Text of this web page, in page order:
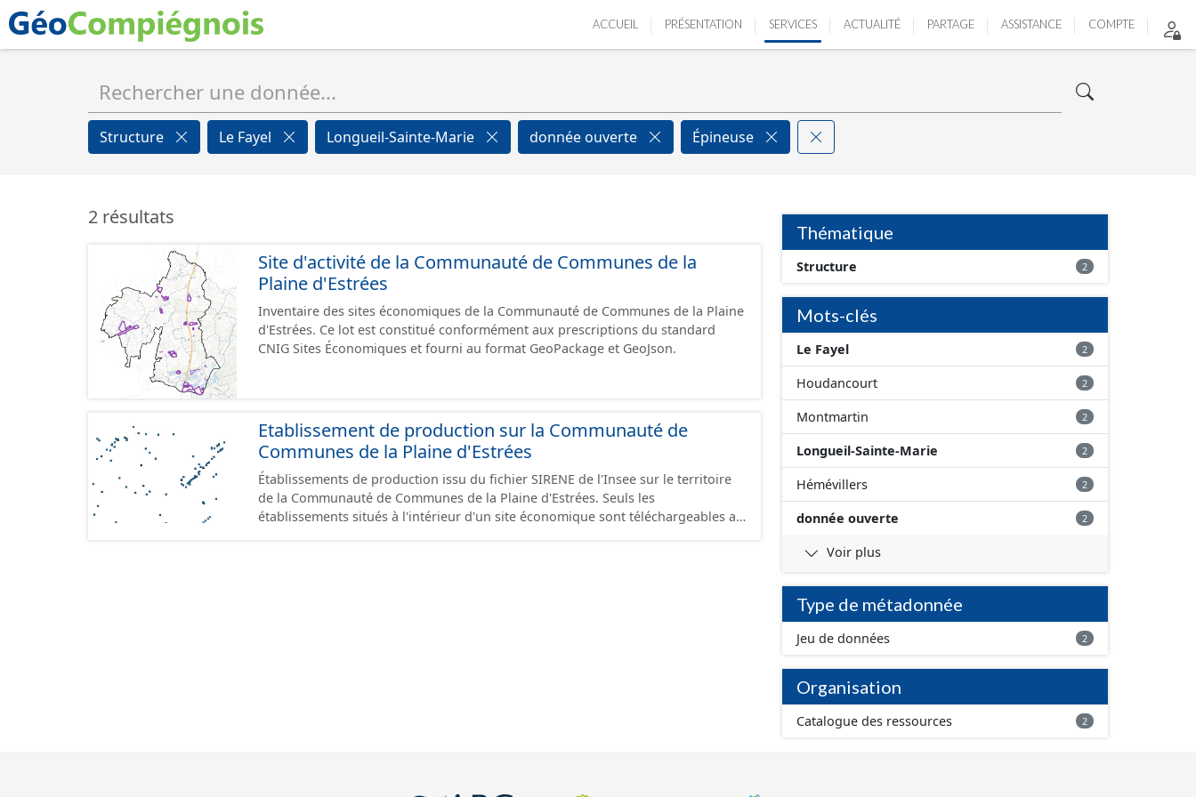
ACCUEIL PRÉSENTATION SERVICES ACTUALITÉ PARTAGE ASSISTANCE COMPTE
Structure Le Fayel Longueil-Sainte-Marie donnée ouverte Épineuse
2 résultats
Site d'activité de la Communauté de Communes de la
Plaine d'Estrées
Inventaire des sites économiques de la Communauté de Communes de la Plaine
d'Estrées. Ce lot est constitué conformément aux prescriptions du standard
CNIG Sites Économiques et fourni au format GeoPackage et GeoJson.
Etablissement de production sur la Communauté de
Communes de la Plaine d'Estrées
Établissements de production issu du fichier SIRENE de l'Insee sur le territoire
de la Communauté de Communes de la Plaine d'Estrées. Seuls les
établissements situés à l'intérieur d'un site économique sont téléchargeables au
Thématique
Structure 2
Mots-clés
Le Fayel 2
Houdancourt 2
Montmartin 2
Longueil-Sainte-Marie 2
Hémévillers 2
donnée ouverte 2
Voir plus
Type de métadonnée
Jeu de données 2
Organisation
Catalogue des ressources 2